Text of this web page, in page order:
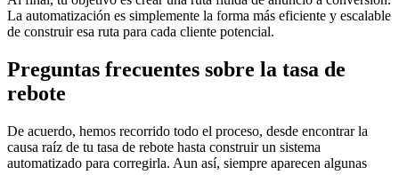
La automatización es simplemente la forma más eficiente y escalable
de construir esa ruta para cada cliente potencial.
Preguntas frecuentes sobre la tasa de
rebote
De acuerdo, hemos recorrido todo el proceso, desde encontrar la
causa raíz de tu tasa de rebote hasta construir un sistema
automatizado para corregirla. Aun así, siempre aparecen algunas